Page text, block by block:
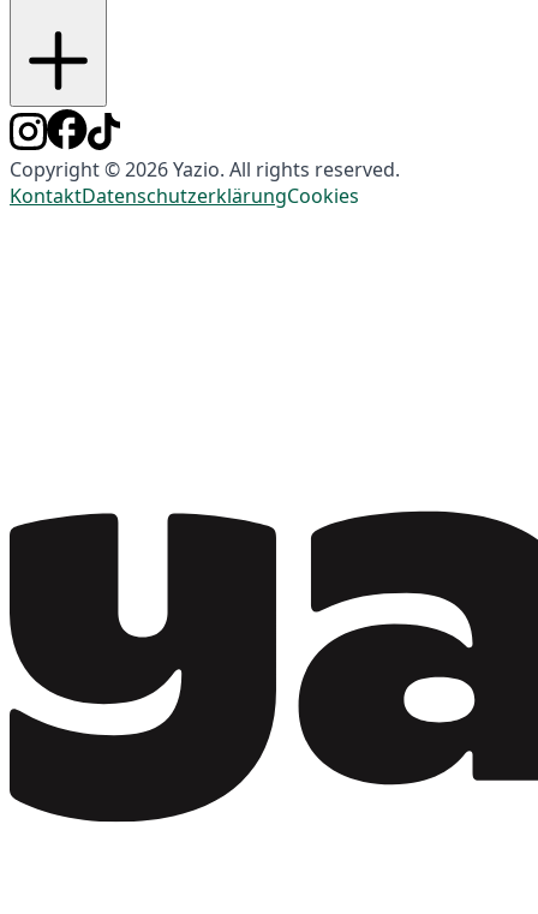
Copyright © 2026 Yazio. All rights reserved.
KontaktDatenschutzerklärungCookies